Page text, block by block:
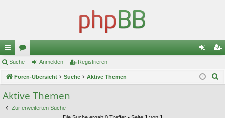
ch
ne
llz
ug
or
en m ist
Suche Anmelden Registrieren
Foren-Übersicht Suche Aktive Themen
Aktive Themen
Zur erweiterten Suche